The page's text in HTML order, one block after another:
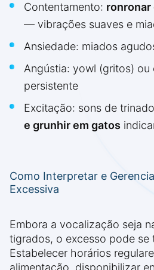
Contentamento: ronronar
— vibrações suaves e
Ansiedade: miados
Angústia: yowl (gritos) ou
persistente
Excitação: sons de
e grunhir em gatos
Como Interpretar e
Excessiva
Embora a vocalização seja
tigrados, o excesso pode se
Estabelecer horários